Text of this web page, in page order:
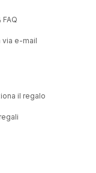
via e-mail
il regalo